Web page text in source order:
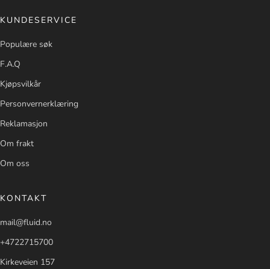
KUNDESERVICE
Populære søk
F.A.Q
Kjøpsvilkår
Personvernerklæring
Reklamasjon
Om frakt
Om oss
KONTAKT
mail@fluid.no
+4722715700
Kirkeveien 157